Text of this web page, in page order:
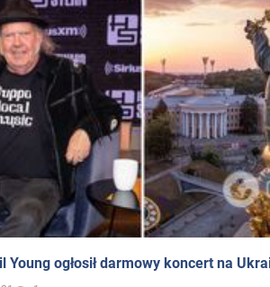
Young ogłosił darmowy koncert na